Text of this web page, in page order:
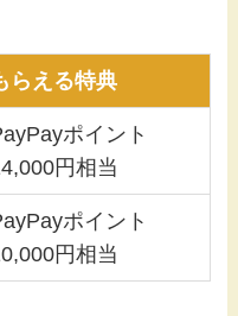
らえる特典
ポイント
円相当
ポイント
円相当